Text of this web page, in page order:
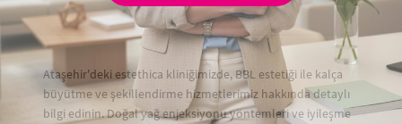
Ataşehir'deki estethica kliniğimizde, BBL estetiği ile kalça
büyütme ve şekillendirme hizmetlerimiz hakkında detaylı
bilgi edinin. Doğal yağ enjeksiyonu yöntemleri ve iyileşme